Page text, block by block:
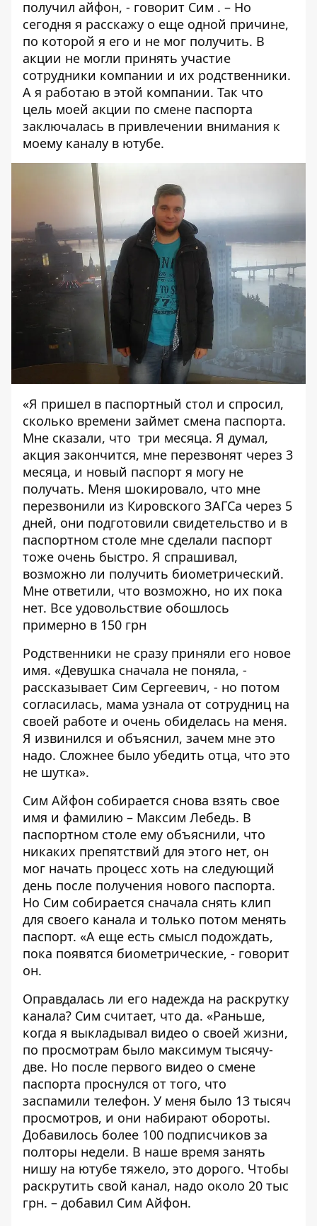
получил айфон, - говорит Сим . – Но
сегодня я расскажу о еще одной причине,
по которой я его и не мог получить. В
акции не могли принять участие
сотрудники компании и их родственники.
А я работаю в этой компании. Так что
цель моей акции по смене паспорта
заключалась в привлечении внимания к
моему каналу в ютубе.
«Я пришел в паспортный стол и спросил,
сколько времени займет смена паспорта.
Мне сказали, что три месяца. Я думал,
акция закончится, мне перезвонят через 3
месяца, и новый паспорт я могу не
получать. Меня шокировало, что мне
перезвонили из Кировского ЗАГСа через 5
дней, они подготовили свидетельство и в
паспортном столе мне сделали паспорт
тоже очень быстро. Я спрашивал,
возможно ли получить биометрический.
Мне ответили, что возможно, но их пока
нет. Все удовольствие обошлось
примерно в 150 грн
Родственники не сразу приняли его новое
имя. «Девушка сначала не поняла, -
рассказывает Сим Сергеевич, - но потом
согласилась, мама узнала от сотрудниц на
своей работе и очень обиделась на меня.
Я извинился и объяснил, зачем мне это
надо. Сложнее было убедить отца, что это
не шутка».
Сим Айфон собирается снова взять свое
имя и фамилию – Максим Лебедь. В
паспортном столе ему объяснили, что
никаких препятствий для этого нет, он
мог начать процесс хоть на следующий
день после получения нового паспорта.
Но Сим собирается сначала снять клип
для своего канала и только потом менять
паспорт. «А еще есть смысл подождать,
пока появятся биометрические, - говорит
он.
Оправдалась ли его надежда на раскрутку
канала? Сим считает, что да. «Раньше,
когда я выкладывал видео о своей жизни,
по просмотрам было максимум тысячу-
две. Но после первого видео о смене
паспорта проснулся от того, что
заспамили телефон. У меня было 13 тысяч
просмотров, и они набирают обороты.
Добавилось более 100 подписчиков за
полторы недели. В наше время занять
нишу на ютубе тяжело, это дорого. Чтобы
раскрутить свой канал, надо около 20 тыс
грн. – добавил Сим Айфон.